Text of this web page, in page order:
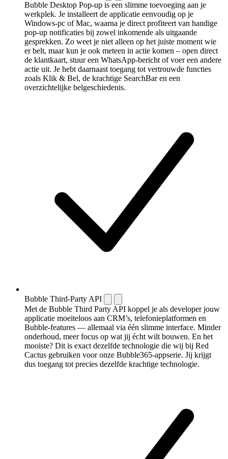
Bubble Desktop Pop-up is een slimme toevoeging aan je
werkplek. Je installeert de applicatie eenvoudig op je
Windows-pc of Mac, waarna je direct profiteert van handige
pop-up notificaties bij zowel inkomende als uitgaande
gesprekken. Zo weet je niet alleen op het juiste moment wie
er belt, maar kun je ook meteen in actie komen – open direct
de klantkaart, stuur een WhatsApp-bericht of voer een andere
actie uit. Je hebt daarnaast toegang tot vertrouwde functies
zoals Klik & Bel, de krachtige SearchBar en een
overzichtelijke belgeschiedenis.
Bubble Third-Party API
Met de Bubble Third Party API koppel je als developer jouw
applicatie moeiteloos aan CRM’s, telefonieplatformen en
Bubble-features — allemaal via één slimme interface. Minder
onderhoud, meer focus op wat jij écht wilt bouwen. En het
mooiste? Dit is exact dezelfde technologie die wij bij Red
Cactus gebruiken voor onze Bubble365-appserie. Jij krijgt
dus toegang tot precies dezelfde krachtige technologie.